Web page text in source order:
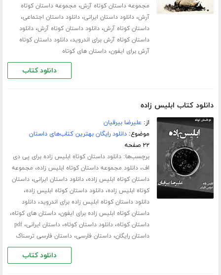
مجموعه داستان کوتاه آرش، مجموعه داستان کوتاه
آرش،دانلود داستان ایرانی،دانلود داستان اجتماعی،
داستان کوتاه آرش،دانلود داستان کوتاه آرش،دانلود
داستان کوتاه آرش برای اندروید،دانلود داستان کوتاه
آرش برای ایفون،داستان های کوتاه
دانلود کتاب
دانلود کتاب ابلیس زاده
از: علیرضا بیرقیان
موضوع:دانلود رایگان بهترین کتاب‌های داستان
۲۲ صفحه
برچسب‌ها:دانلود داستان کوتاه ابلیس زاده برای پی دی
اف،دانلود مجموعه داستان کوتاه ابلیس زاده، مجموعه
داستان کوتاه ابلیس زاده،دانلود داستان ایرانی،داستان
کوتاه ابلیس زاده،دانلود داستان کوتاه ابلیس زاده،
دانلود داستان کوتاه ابلیس زاده برای اندروید،دانلود
داستان کوتاه ابلیس زاده برای ایفون،داستان های کوتاه،
داستان کوتاه،دانلود داستان کوتاه،داستان ایرانی،pdf
داستان رایگان،داستان فارسی،داستان فارسی ترسناک
دانلود کتاب